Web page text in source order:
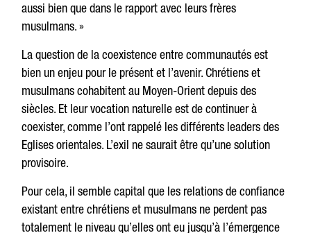
aussi bien que dans le rapport avec leurs frères
musulmans. »
La question de la coexistence entre communautés est
bien un enjeu pour le présent et l’avenir. Chrétiens et
musulmans cohabitent au Moyen-Orient depuis des
siècles. Et leur vocation naturelle est de continuer à
coexister, comme l’ont rappelé les différents leaders des
Eglises orientales. L’exil ne saurait être qu’une solution
provisoire.
Pour cela, il semble capital que les relations de confiance
existant entre chrétiens et musulmans ne perdent pas
totalement le niveau qu’elles ont eu jusqu’à l’émergence